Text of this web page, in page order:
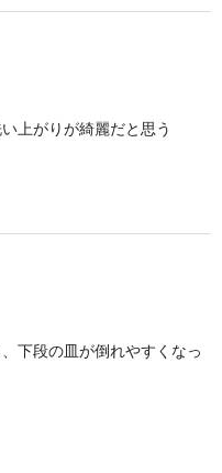
上がりが綺麗だと思う
下段の皿が倒れやすくなっ